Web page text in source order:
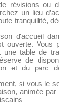
révisions ou
un lieu
tranquillité,
d’accueil
ouverte. Vous
une table de
de
et du parc
si vous le
animée par